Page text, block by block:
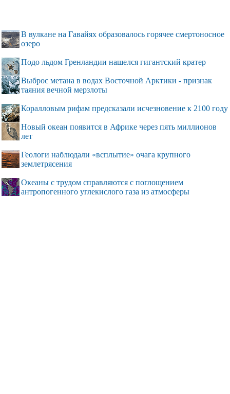
В вулкане на Гавайях образовалось горячее смертоносное
озеро
Подо льдом Гренландии нашелся гигантский кратер
Выброс метана в водах Восточной Арктики - признак
таяния вечной мерзлоты
Коралловым рифам предсказали исчезновение к 2100 году
Новый океан появится в Африке через пять миллионов
лет
Геологи наблюдали «всплытие» очага крупного
землетрясения
Океаны с трудом справляются с поглощением
антропогенного углекислого газа из атмосферы